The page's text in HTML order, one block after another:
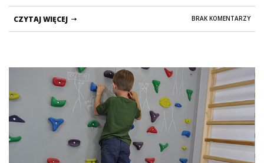
BRAK KOMENTARZY
CZYTAJ WIĘCEJ